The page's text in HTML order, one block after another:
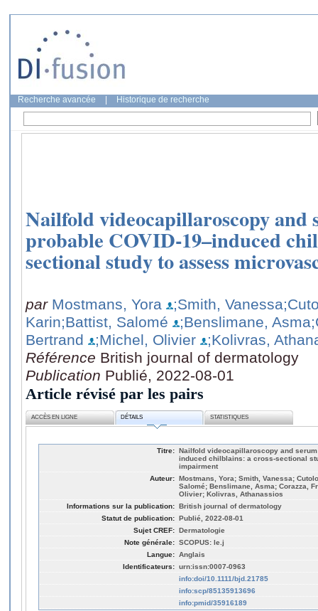
Recherche avancée Historique de recherche
Nailfold videocapillaroscopy and
probable COVID‐19–induced
sectional study to assess
par Mostmans, Yora ;Smith, Vanessa
Karin;Battist, Salomé ;Benslimane, Asma
Bertrand
;Michel, Olivier
;Kolivras,
Référence British journal of dermatology
Publication Publié, 2022-08-01
Article révisé par les pairs
ACCÈS EN LIGNE DÉTAILS STATISTIQUES
Titre: Nailfold videocapillaroscopy and serum
induced chilblains: a cross‐sectional
impairment
Auteur: Mostmans, Yora; Smith, Vanessa;
Salomé; Benslimane, Asma; Corazza,
Olivier; Kolivras, Athanassios
Informations sur la publication: British journal of dermatology
Statut de publication: Publié, 2022-08-01
Sujet CREF: Dermatologie
Note générale: SCOPUS: le.j
Langue: Anglais
Identificateurs: urn:issn:0007-0963
info:doi/10.1111/bjd.21785
info:scp/85135913696
info:pmid/35916189